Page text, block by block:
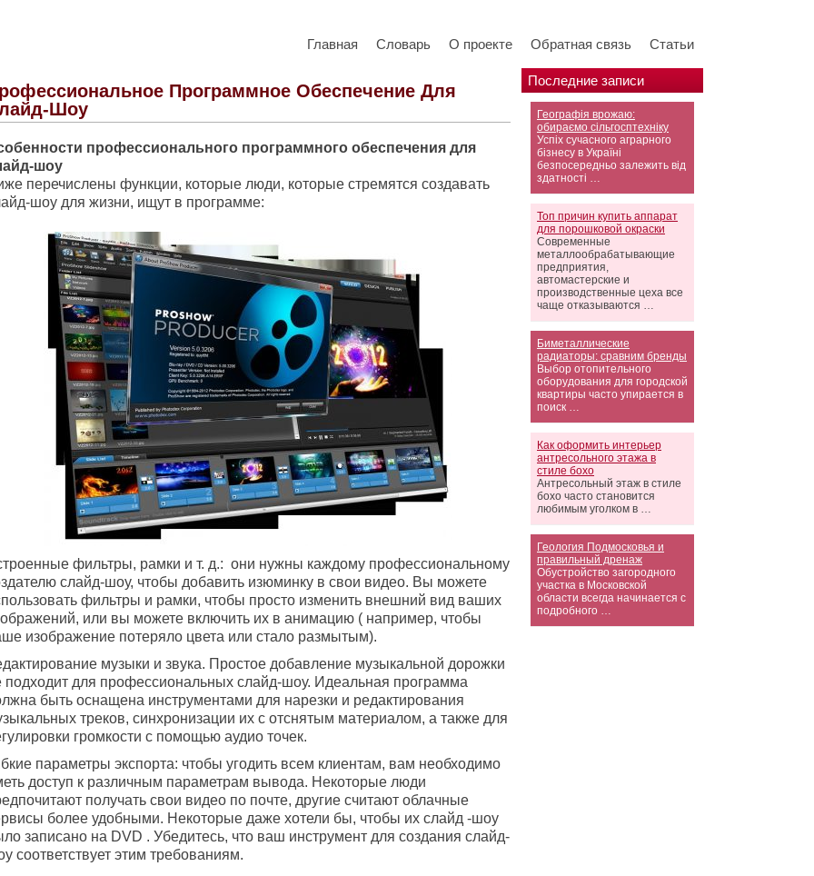
Главная Словарь О проекте Обратная связь Статьи
Последние записи
Географія врожаю:
обираємо сільгосптехніку
Успіх сучасного аграрного
бізнесу в Україні
безпосередньо залежить від
здатності …
Топ причин купить аппарат
для порошковой окраски
Современные
металлообрабатывающие
предприятия,
автомастерские и
производственные цеха все
чаще отказываются …
Биметаллические
радиаторы: сравним бренды
Выбор отопительного
оборудования для городской
квартиры часто упирается в
поиск …
Как оформить интерьер
антресольного этажа в
стиле бохо
Антресольный этаж в стиле
бохо часто становится
любимым уголком в …
Геология Подмосковья и
правильный дренаж
Обустройство загородного
участка в Московской
области всегда начинается с
подробного …
Программное Обеспечение Для
Шоу
профессионального программного обеспечения для
шоу
перечислены функции, которые люди, которые стремятся создавать
шоу для жизни, ищут в программе:
фильтры, рамки и т. д.: они нужны каждому профессиональному
слайд-шоу, чтобы добавить изюминку в свои видео. Вы можете
фильтры и рамки, чтобы просто изменить внешний вид ваших
или вы можете включить их в анимацию ( например, чтобы
изображение потеряло цвета или стало размытым).
музыки и звука. Простое добавление музыкальной дорожки
подходит для профессиональных слайд-шоу. Идеальная программа
быть оснащена инструментами для нарезки и редактирования
треков, синхронизации их с отснятым материалом, а также для
громкости с помощью аудио точек.
параметры экспорта: чтобы угодить всем клиентам, вам необходимо
доступ к различным параметрам вывода. Некоторые люди
получать свои видео по почте, другие считают облачные
более удобными. Некоторые даже хотели бы, чтобы их слайд -шоу
записано на DVD . Убедитесь, что ваш инструмент для создания слайд-
соответствует этим требованиям.